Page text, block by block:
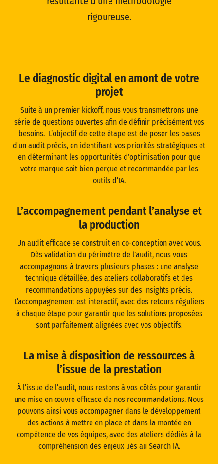
rigoureuse.
Le diagnostic digital en amont de votre
projet
Suite à un premier kickoff, nous vous transmettrons une
série de questions ouvertes afin de définir précisément vos
besoins. L’objectif de cette étape est de poser les bases
d’un audit précis, en identifiant vos priorités stratégiques et
en déterminant les opportunités d’optimisation pour que
votre marque soit bien perçue et recommandée par les
outils d’IA.
L’accompagnement pendant l’analyse et
la production
Un audit efficace se construit en co-conception avec vous.
Dès validation du périmètre de l’audit, nous vous
accompagnons à travers plusieurs phases : une analyse
technique détaillée, des ateliers collaboratifs et des
recommandations appuyées sur des insights précis.
L’accompagnement est interactif, avec des retours réguliers
à chaque étape pour garantir que les solutions proposées
sont parfaitement alignées avec vos objectifs.
La mise à disposition de ressources à
l’issue de la prestation
À l’issue de l’audit, nous restons à vos côtés pour garantir
une mise en œuvre efficace de nos recommandations. Nous
pouvons ainsi vous accompagner dans le développement
des actions à mettre en place et dans la montée en
compétence de vos équipes, avec des ateliers dédiés à la
compréhension des enjeux liés au Search IA.